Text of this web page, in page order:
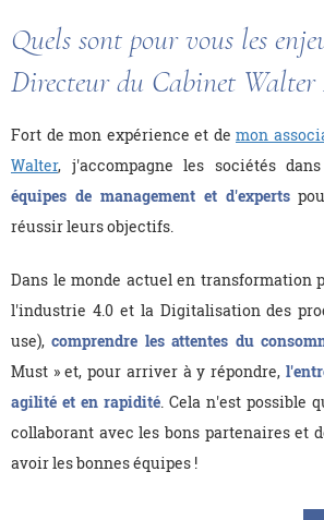
Quels sont pour vous les
Directeur du Cabinet Walter
Fort de mon expérience et de mon
Walter, j'accompagne les sociétés
équipes de management et d'experts
réussir leurs objectifs.
Dans le monde actuel en transformation
l'industrie 4.0 et la Digitalisation des
use),comprendre les attentes du
Must » et, pour arriver à y répondre,
agilité et en rapidité. Cela n'est possible
collaborant avec les bons partenaires et
avoir les bonnes équipes !